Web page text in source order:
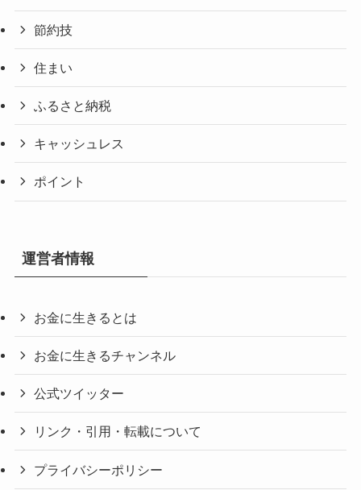
節約技
住まい
ふるさと納税
キャッシュレス
ポイント
運営者情報
お金に生きるとは
お金に生きるチャンネル
公式ツイッター
リンク・引用・転載について
プライバシーポリシー